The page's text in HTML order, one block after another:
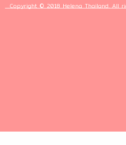
Copyright © 2018 Helena Thailand. All